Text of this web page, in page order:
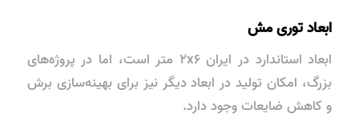
ابعاد توری مش
ابعاد استاندارد در ایران ۲x۶ متر است، اما در پروژه‌های
بزرگ، امکان تولید در ابعاد دیگر نیز برای بهینه‌سازی برش
و کاهش ضایعات وجود دارد.